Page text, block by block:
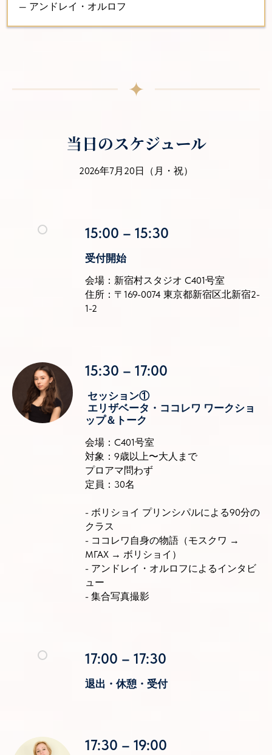
— アンドレイ・オルロフ
当日のスケジュール
2026年7月20日（月・祝）
15:00 – 15:30
受付開始
会場：新宿村スタジオ C401号室
住所：〒169-0074 東京都新宿区北新宿2-
1-2
15:30 – 17:00
セッション①
エリザベータ・ココレワ ワークショ
ップ＆トーク
会場：C401号室
対象：9歳以上〜大人まで
プロアマ問わず
定員：30名
- ボリショイ プリンシパルによる90分の
クラス
- ココレワ自身の物語（モスクワ →
МГАХ → ボリショイ）
- アンドレイ・オルロフによるインタビ
ュー
- 集合写真撮影
17:00 – 17:30
退出・休憩・受付
17:30 – 19:00